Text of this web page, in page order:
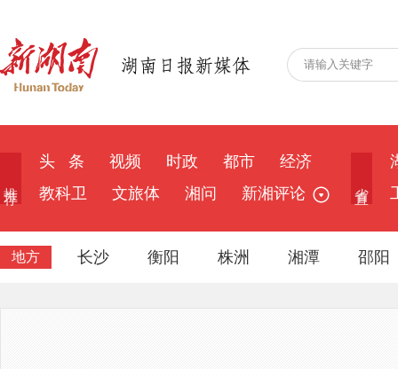
头 条 视频 时政 都市
经济
教科卫
文旅体 湘问 新湘评论
地方 长沙 衡阳 株洲 湘潭 邵阳